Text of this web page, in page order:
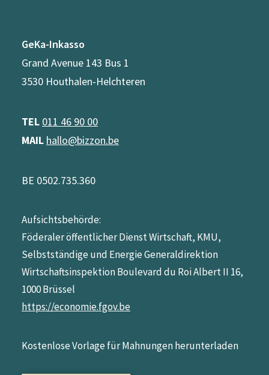
GeKa-Inkasso
Grand Avenue 143 Bus 1
3530 Houthalen-Helchteren
TEL 011 46 90 00
MAIL hallo@bizzon.be
BE 0502.735.360
Aufsichtsbehörde:
Föderaler öffentlicher Dienst Wirtschaft, KMU,
Selbstständige und Energie Generaldirektion
Wirtschaftsinspektion Boulevard du Roi Albert II 16,
1000 Brüssel
https://economie.fgov.be
Kostenlose Vorlage für Mahnungen herunterladen